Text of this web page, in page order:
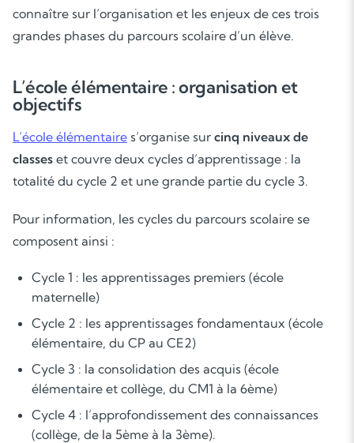
connaître sur l’organisation et les enjeux de ces trois
grandes phases du parcours scolaire d’un élève.
L’école élémentaire : organisation et
objectifs
L’école élémentaire s’organise sur cinq niveaux de
classes et couvre deux cycles d’apprentissage : la
totalité du cycle 2 et une grande partie du cycle 3.
Pour information, les cycles du parcours scolaire se
composent ainsi :
Cycle 1 : les apprentissages premiers (école
maternelle)
Cycle 2 : les apprentissages fondamentaux (école
élémentaire, du CP au CE2)
Cycle 3 : la consolidation des acquis (école
élémentaire et collège, du CM1 à la 6ème)
Cycle 4 : l’approfondissement des connaissances
(collège, de la 5ème à la 3ème).